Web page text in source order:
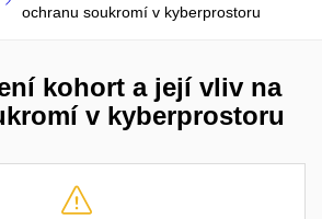
ochranu soukromí v kyberprostoru
kohort a její vliv na
v kyberprostoru